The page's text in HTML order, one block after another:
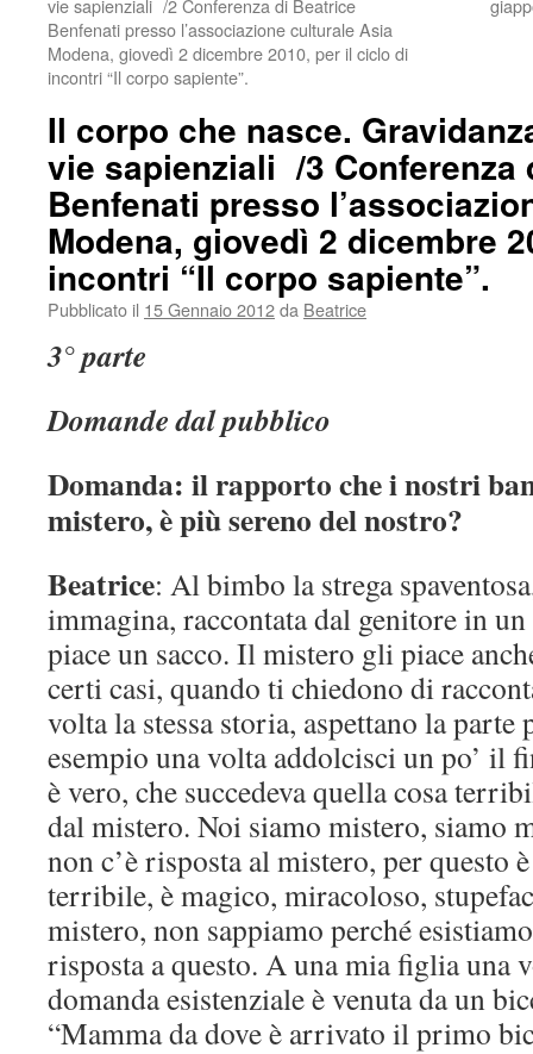
vie sapienziali /2 Conferenza di Beatrice
Benfenati presso l’associazione culturale Asia
Modena, giovedì 2 dicembre 2010, per il ciclo di
incontri “Il corpo sapiente”.
Il corpo che nasce.
vie sapienziali /3 Conferenza
Benfenati presso
Modena, giovedì 2 dicembre
incontri “Il corpo sapiente”.
Pubblicato il 15 Gennaio 2012da Beatrice
3° parte
Domande dal pubblico
Domanda: il rapporto che i nostri
mistero, è più sereno del nostro?
Beatrice: Al bimbo la strega
immagina, raccontata dal genitore in
piace un sacco. Il mistero gli piace
certi casi, quando ti chiedono di
volta la stessa storia, aspettano la parte
esempio una volta addolcisci un po’ il
è vero, che succedeva quella cosa
dal mistero. Noi siamo mistero, siamo
non c’è risposta al mistero, per questo
terribile, è magico, miracoloso,
mistero, non sappiamo perché
risposta a questo. A una mia figlia una
domanda esistenziale è venuta da un
“Mamma da dove è arrivato il primo